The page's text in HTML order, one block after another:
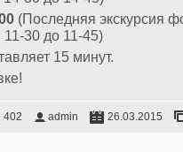
(Последняя экскурсия
11-30 до 11-45)
15 минут.
402 admin 26.03.2015